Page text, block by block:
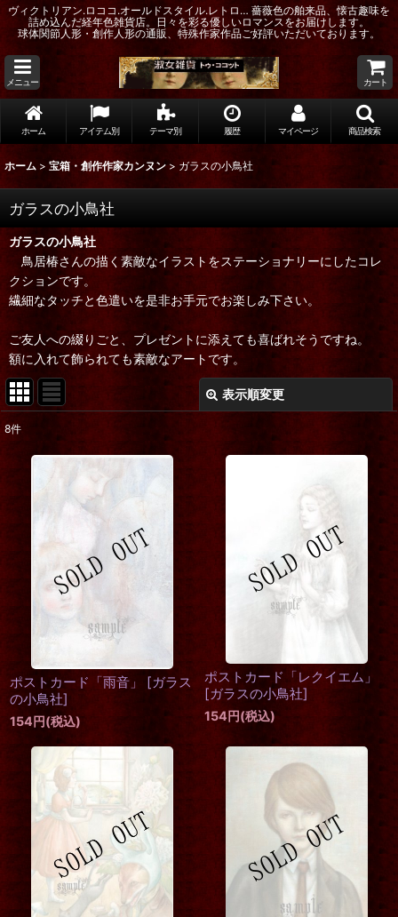
ヴィクトリアン.ロココ.オールドスタイル.レトロ… 薔薇色の舶来品、懐古趣味を
詰め込んだ経年色雑貨店。日々を彩る優しいロマンスをお届けします。
球体関節人形・創作人形の通販、特殊作家作品ご好評いただいております。
メニュー カート
ホーム アイテム別 テーマ別 履歴 マイページ 商品検索
ホーム > 宝箱・創作作家カンヌン > ガラスの小鳥社
ガラスの小鳥社
ガラスの小鳥社
鳥居椿さんの描く素敵なイラストをステーショナリーにしたコレ
クションです。
繊細なタッチと色遣いを是非お手元でお楽しみ下さい。
ご友人への綴りごと、プレゼントに添えても喜ばれそうですね。
額に入れて飾られても素敵なアートです。
表示順変更
:
在庫あり
8件
ポストカード「雨音」 [ガラス
の小鳥社]
154円(税込)
ポストカード「レクイエム」
[ガラスの小鳥社]
154円(税込)